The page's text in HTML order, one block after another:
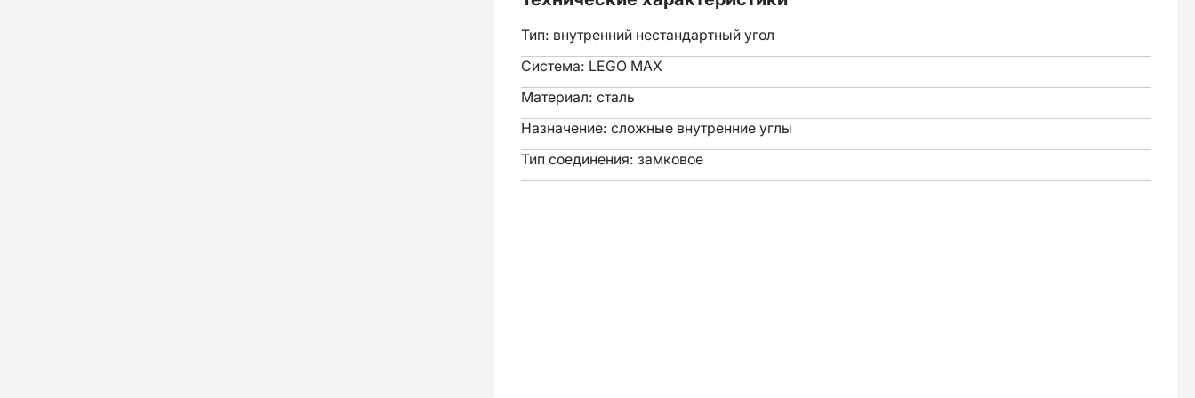
Тип: внутренний нестандартный угол
Система: LEGO MAX
Материал: сталь
Назначение: сложные внутренние углы
Тип соединения: замковое